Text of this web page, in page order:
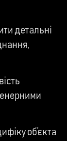
детальні
об’єкта